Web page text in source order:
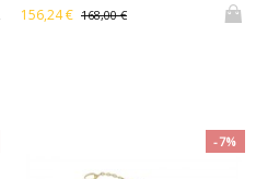
156,24 € 168,00 €
-7%